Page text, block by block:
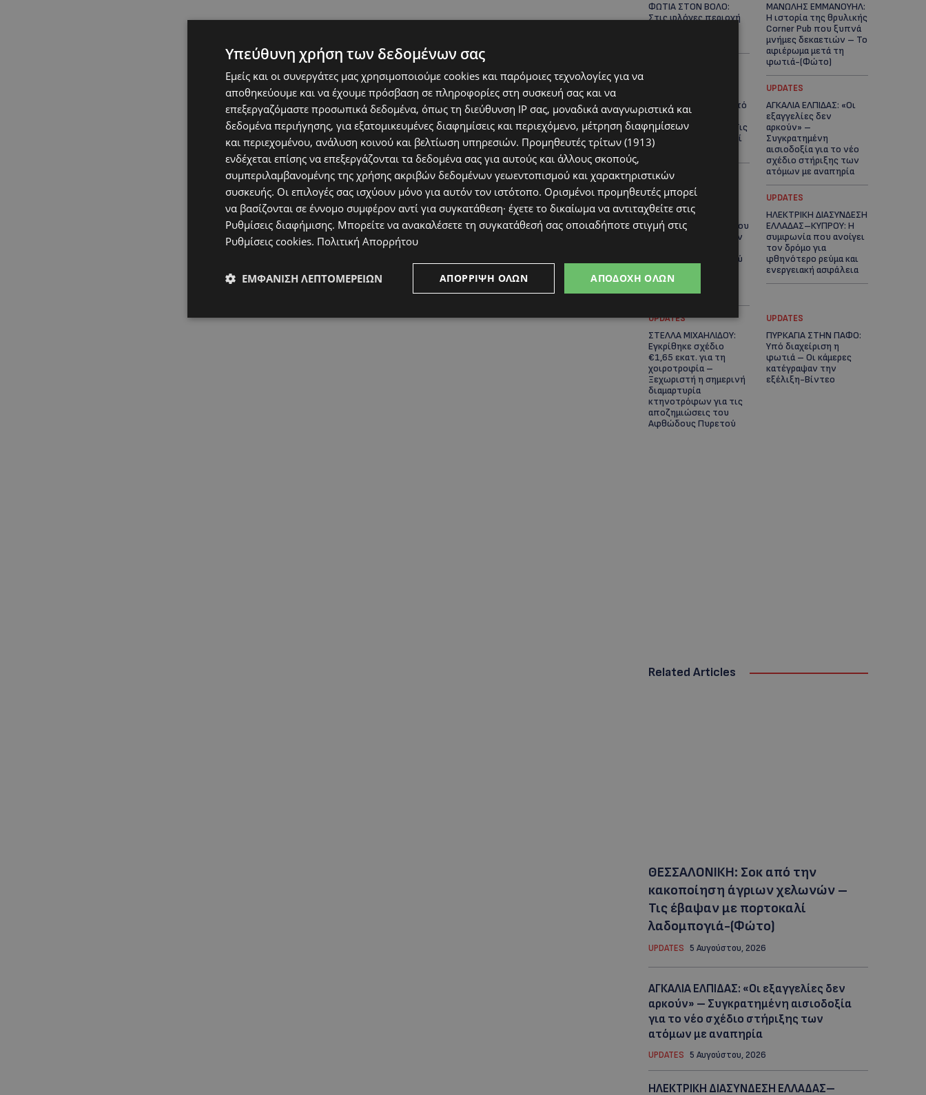
ΦΩΤΙΑ ΣΤΟΝ ΒΟΛΟ:
Στις φλόγες περιοχή
ΜΑΝΩΛΗΣ ΕΜΜΑΝΟΥΗΛ:
Η ιστορία της θρυλικής
Corner Pub που ξυπνά
μνήμες δεκαετιών – Το
αφιέρωμα μετά τη
φωτιά-(Φώτο)
ΘΕΣΣΑΛΟΝΙΚΗ: Σοκ από
την κακοποίηση
άγριων χελωνών – Τις
έβαψαν με πορτοκαλί
λαδομπογιά-(Φώτο)
UPDATES
ΑΓΚΑΛΙΑ ΕΛΠΙΔΑΣ: «Οι
εξαγγελίες δεν
αρκούν» –
Συγκρατημένη
αισιοδοξία για το νέο
σχέδιο στήριξης των
ατόμων με αναπηρία
STORIES
ΟΡΦΕΑΣ ΣΟΛΩΜΟΥ: Ο
10χρονος Κύπριος που
πρωταγωνιστεί στην
εξοικονόμησης νερού
κάνουν τη διαφορά -
(Βίντεο)
UPDATES
ΗΛΕΚΤΡΙΚΗ ΔΙΑΣΥΝΔΕΣΗ
ΕΛΛΑΔΑΣ–ΚΥΠΡΟΥ: Η
συμφωνία που ανοίγει
τον δρόμο για
φθηνότερο ρεύμα και
ενεργειακή ασφάλεια
UPDATES
ΣΤΕΛΛΑ ΜΙΧΑΗΛΙΔΟΥ:
Εγκρίθηκε σχέδιο
€1,65 εκατ. για τη
χοιροτροφία –
Ξεχωριστή η σημερινή
διαμαρτυρία
κτηνοτρόφων για τις
αποζημιώσεις του
Αφθώδους Πυρετού
UPDATES
ΠΥΡΚΑΓΙΑ ΣΤΗΝ ΠΑΦΟ:
Υπό διαχείριση η
φωτιά – Οι κάμερες
κατέγραψαν την
εξέλιξη-Βίντεο
Related Articles
ΘΕΣΣΑΛΟΝΙΚΗ: Σοκ από την
κακοποίηση άγριων χελωνών –
Τις έβαψαν με πορτοκαλί
λαδομπογιά-(Φώτο)
UPDATES 5 Αυγούστου, 2026
ΑΓΚΑΛΙΑ ΕΛΠΙΔΑΣ: «Οι εξαγγελίες δεν
αρκούν» – Συγκρατημένη αισιοδοξία
για το νέο σχέδιο στήριξης των
ατόμων με αναπηρία
UPDATES 5 Αυγούστου, 2026
ΗΛΕΚΤΡΙΚΗ ΔΙΑΣΥΝΔΕΣΗ ΕΛΛΑΔΑΣ–
Υπεύθυνη χρήση των δεδομένων σας
Εμείς και οι συνεργάτες μας χρησιμοποιούμε cookies και παρόμοιες τεχνολογίες για να
αποθηκεύουμε και να έχουμε πρόσβαση σε πληροφορίες στη συσκευή σας και να
επεξεργαζόμαστε προσωπικά δεδομένα, όπως τη διεύθυνση IP σας, μοναδικά αναγνωριστικά και
δεδομένα περιήγησης, για εξατομικευμένες διαφημίσεις και περιεχόμενο, μέτρηση διαφημίσεων
και περιεχομένου, ανάλυση κοινού και βελτίωση υπηρεσιών. Προμηθευτές τρίτων (1913)
ενδέχεται επίσης να επεξεργάζονται τα δεδομένα σας για αυτούς και άλλους σκοπούς,
συμπεριλαμβανομένης της χρήσης ακριβών δεδομένων γεωεντοπισμού και χαρακτηριστικών
συσκευής. Οι επιλογές σας ισχύουν μόνο για αυτόν τον ιστότοπο. Ορισμένοι προμηθευτές μπορεί
να βασίζονται σε έννομο συμφέρον αντί για συγκατάθεση· έχετε το δικαίωμα να αντιταχθείτε στις
Ρυθμίσεις διαφήμισης. Μπορείτε να ανακαλέσετε τη συγκατάθεσή σας οποιαδήποτε στιγμή στις
Ρυθμίσεις cookies. Πολιτική Απορρήτου
ΑΠΟΔΟΧΉ ΌΛΩΝ
ΑΠΌΡΡΙΨΗ ΌΛΩΝ
ΕΜΦΆΝΙΣΗ ΛΕΠΤΟΜΕΡΕΙΏΝ